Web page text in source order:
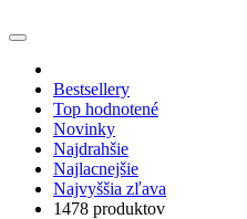
Bestsellery
Top hodnotené
Novinky
Najdrahšie
Najlacnejšie
Najvyššia zľava
1478 produktov